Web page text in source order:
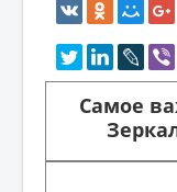
Самое